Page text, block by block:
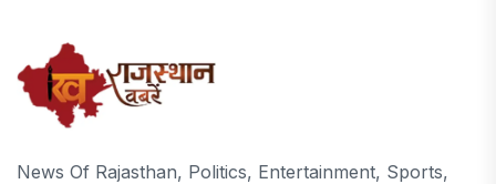
News Of Rajasthan, Politics, Entertainment, Sports,